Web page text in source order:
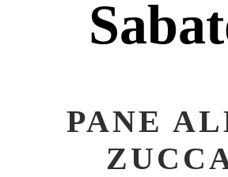
PANE